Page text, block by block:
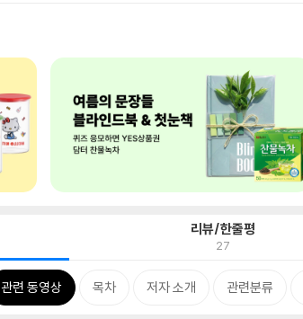
리뷰/한줄평
27
관련 동영상 목차 저자 소개 관련분류